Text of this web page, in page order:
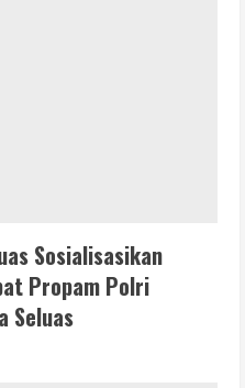
Sosialisasikan
Propam Polri
Seluas